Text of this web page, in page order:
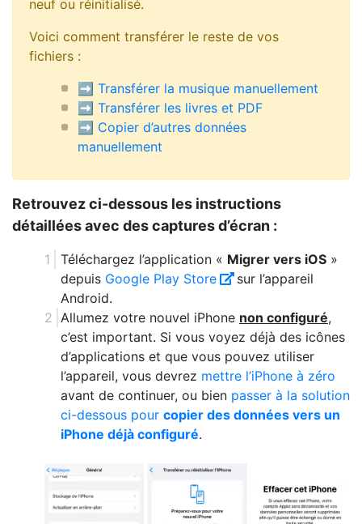
neuf ou réinitialisé.
Voici comment transférer le reste de vos
fichiers :
➡️ Transférer la musique manuellement
➡️ Transférer les livres et PDF
➡️ Copier d’autres données
manuellement
Retrouvez ci-dessous les instructions
détaillées avec des captures d’écran :
Téléchargez l’application « Migrer vers iOS »
depuis Google Play Store
sur l’appareil
Android.
Allumez votre nouvel iPhone non configuré,
c’est important. Si vous voyez déjà des icônes
d’applications et que vous pouvez utiliser
l’appareil, vous devrez mettre l’iPhone à zéro
avant de continuer, ou bien passer à la solution
ci-dessous pour copier des données vers un
iPhone déjà configuré.